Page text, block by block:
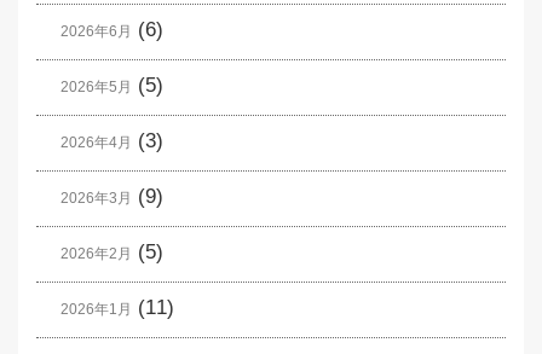
2026年6月 (6)
2026年5月 (5)
2026年4月 (3)
2026年3月 (9)
2026年2月 (5)
2026年1月 (11)